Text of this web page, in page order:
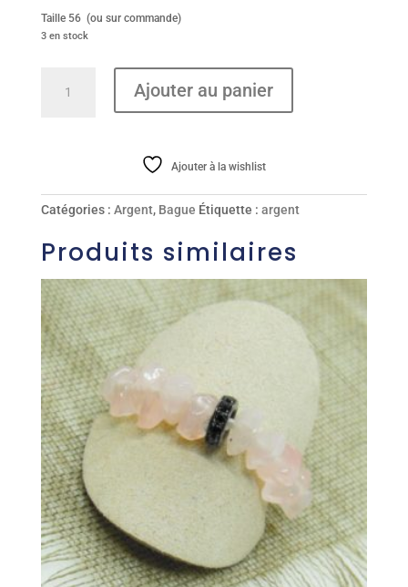
Taille 56 (ou sur commande)
3 en stock
Ajouter au panier
Ajouter à la wishlist
Catégories : Argent, Bague Étiquette : argent
Produits similaires